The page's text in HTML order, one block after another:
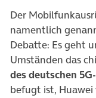
Der
namentlich
Debatte: Es geht
Umständen das
des deutschen
befugt ist, Huawei